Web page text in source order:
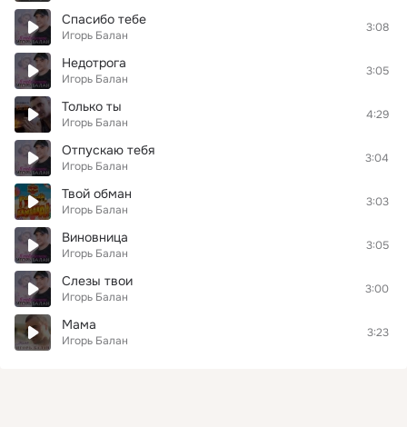
Спасибо тебе
Игорь Балан
3:08
Недотрога
Игорь Балан
3:05
Только ты
Игорь Балан
4:29
Отпускаю тебя
Игорь Балан
3:04
Твой обман
Игорь Балан
3:03
Виновница
Игорь Балан
3:05
Слезы твои
Игорь Балан
3:00
Мама
Игорь Балан
3:23